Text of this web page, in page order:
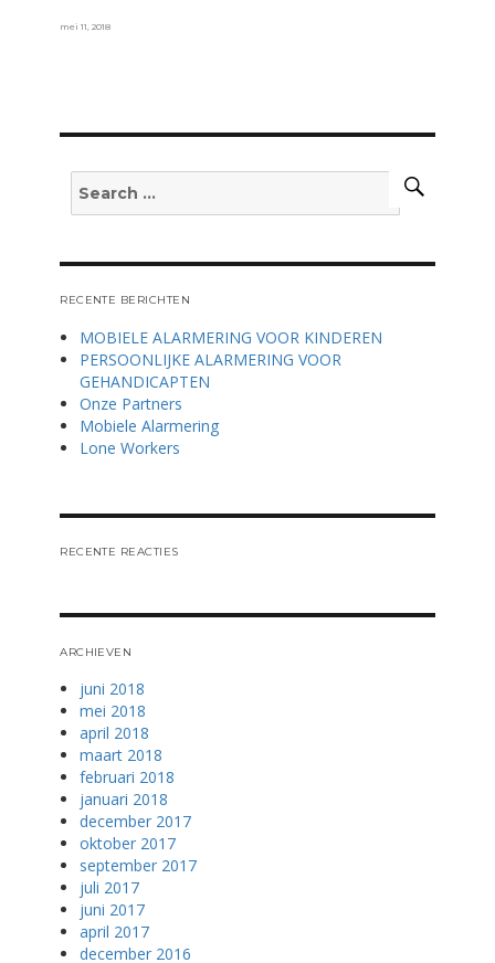
Posted
mei 11, 2018
for:
RECENTE BERICHTEN
MOBIELE ALARMERING VOOR KINDEREN
PERSOONLIJKE ALARMERING VOOR
GEHANDICAPTEN
Onze Partners
Mobiele Alarmering
Lone Workers
RECENTE REACTIES
ARCHIEVEN
juni 2018
mei 2018
april 2018
maart 2018
februari 2018
januari 2018
december 2017
oktober 2017
september 2017
juli 2017
juni 2017
april 2017
december 2016